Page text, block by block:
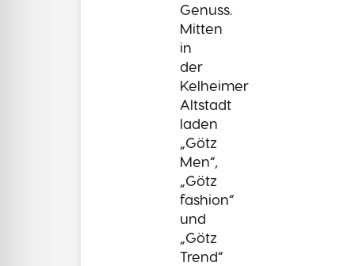
Genuss.
Mitten
in
der
Kelheimer
Altstadt
laden
„Götz
Men“,
„Götz
fashion“
und
„Götz
Trend“